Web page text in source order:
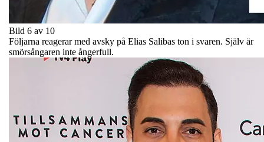
Bild 6 av 10
Följarna reagerar med avsky på Elias Salibas ton i svaren. Själv är
smörsångaren inte ångerfull.